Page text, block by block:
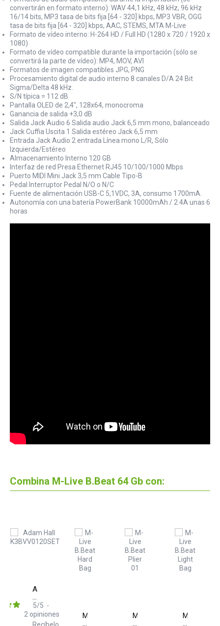
convertirán en formato interno): WAV 44,1 kHz, 48 kHz, 96 kHz
16/14 bits, MP3 tasa de bits fija [64 - 320] kbps, MP3 VBR, OGG
tasa de bits fija [64 - 320] kbps, AAC, STEMS, MTA M-Live
Formato de vídeo interno: H-264 HD / Full HD (1280 x 720 / 1920 x
1080)
Formato de vídeo compatible durante la importación (sólo se
convertirá la parte de vídeo): MP4, MOV, AVI
Formatos de imagen compatibles JPG, PNG
Procesamiento digital de audio interno 8 canales D/A 24 Bit
Sigma/Delta 48 kHz.
S/N típica = 112 dB
Pantalla OLED de 2,4", 128x64, monocroma
Ganancia de salida +3,0 dB
Salida Jack Audio 6 Salida audio Jack 6,5 mm mono, balanceado
Jack Cuffia Uscita 1 Salida estéreo Jack 6,5 mm
Entrada Jack Audio 2 entrada Línea mono L/R, Sólo
Izquierda/Estéreo
Almacenamiento Interno 120 GB
Interfaz de red Presa Ethernet RJ45 10/100/1000 Mbps
Puerto MIDI Mini Jack 3,5 mm Cable Tipo-B
Pedal Interruptor Pedal N/O o N/C
Fuente de alimentación USB-C 5,1VDC, 3A, consumo 1700mA.
Autonomía con una batería PowerBank 10000mAh / 2.4A unas 6
horas
Combina M-Live B.Beat 64 Gb con:
Adam
Hall
K3BVV0120SET
5/5 -
2 opiniones
M-
Live
M-
Live
M-
Live